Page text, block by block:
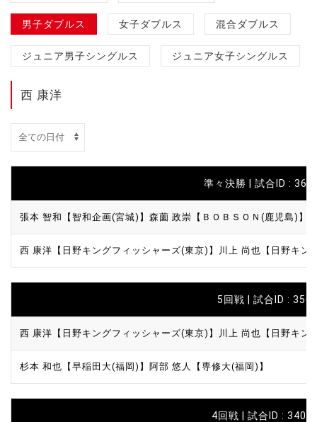
男子ダブルス 女子ダブルス 混合ダブルス
ジュニア男子シングルス ジュニア女子シングルス
西 康洋
準々決勝 | 試合ID :
張本 智和【智和企画(宮城)】 森薗 政崇【ＢＯＢＳＯＮ(鹿児島)】
西 康洋【日野キングフィッシャーズ(東京)】 川上 尚也【日野キン
5回戦 | 試合ID :
西 康洋【日野キングフィッシャーズ(東京)】 川上 尚也【日野キン
杉本 和也【早稲田大(福岡)】 阿部 悠人【専修大(福岡)】
4回戦 | 試合ID : 3403